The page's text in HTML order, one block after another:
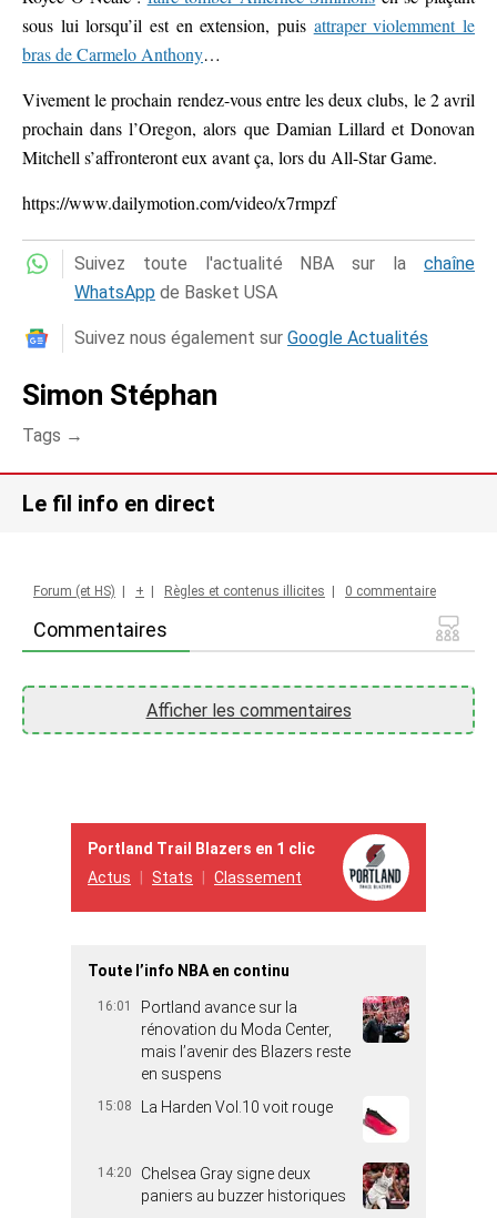
sous lui lorsqu’il est en extension, puis attraper violemment le
bras de Carmelo Anthony…
Vivement le prochain rendez-vous entre les deux clubs, le 2 avril
prochain dans l’Oregon, alors que Damian Lillard et Donovan
Mitchell s’affronteront eux avant ça, lors du All-Star Game.
https://www.dailymotion.com/video/x7rmpzf
Suivez toute l'actualité NBA sur la chaîne
WhatsApp de Basket USA
Suivez nous également sur Google Actualités
Simon Stéphan
Tags →
Le fil info en direct
Commentaires
Forum (et HS) + Règles et contenus illicites 0 commentaire
Afficher les commentaires
Portland Trail Blazers en 1 clic
Actus
Stats Classement
Toute l’info NBA en continu
16:01
Portland avance sur la
rénovation du Moda Center,
mais l’avenir des Blazers reste
en suspens
15:08 La Harden Vol.10 voit rouge
14:20
Chelsea Gray signe deux
paniers au buzzer historiques